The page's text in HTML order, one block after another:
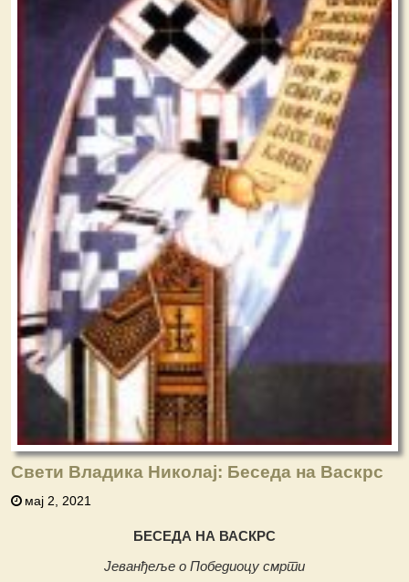
Свети Владика Николај: Беседа на Васкрс
мај 2, 2021
БЕСЕДА НА ВАСКРС
Јеванђеље о Победиоцу смрти